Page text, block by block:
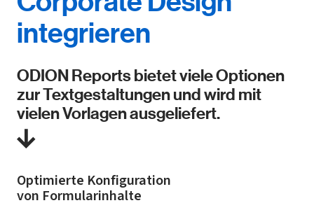
integrieren
ODION Reports bietet viele Optionen
zur Textgestaltungen und wird mit
vielen Vorlagen ausgeliefert.
Optimierte Konfiguration
von Formularinhalte